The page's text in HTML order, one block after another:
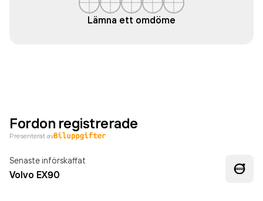
Lämna ett omdöme
Fordon registrerade
Presenterat av
Senaste införskaffat
Volvo EX90